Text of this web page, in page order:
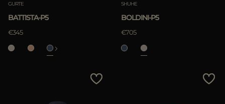
GURTE
BATTISTA-P5
€345
SHUHE
BOLDINI-P5
€705